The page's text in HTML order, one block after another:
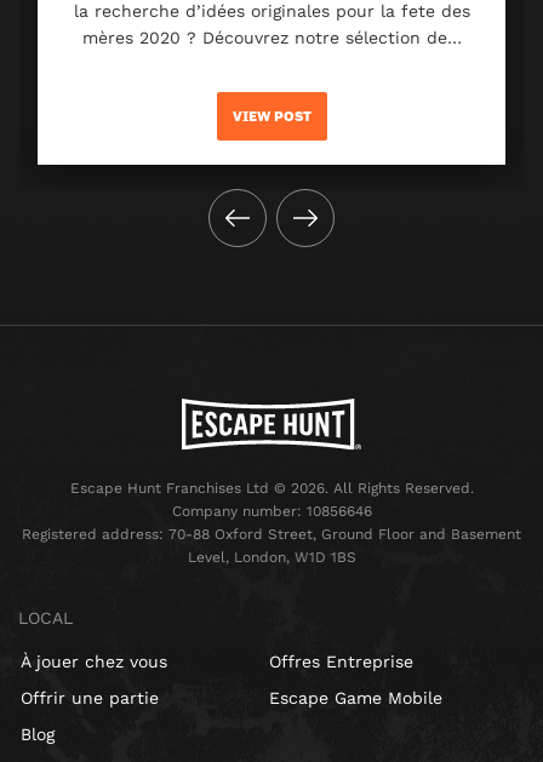
la recherche d’idées originales pour la fete des
mères 2020 ? Découvrez notre sélection de…
VIEW POST
Escape Hunt Franchises Ltd © 2026. All Rights Reserved.
Company number: 10856646
Registered address: 70-88 Oxford Street, Ground Floor and Basement
Level, London, W1D 1BS
LOCAL
À jouer chez vous
Offrir une partie
Blog
Offres Entreprise
Escape Game Mobile